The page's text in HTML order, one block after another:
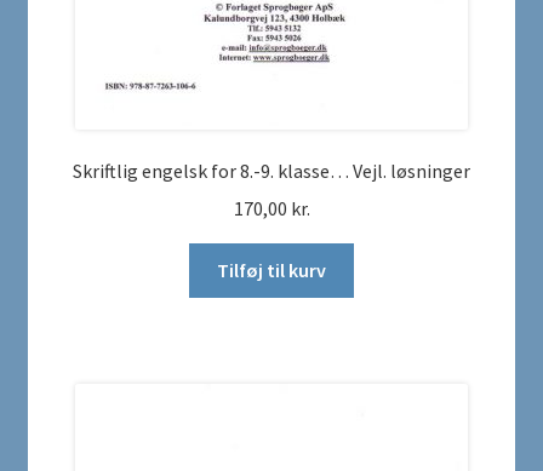
Skriftlig engelsk for 8.-9. klasse… Vejl. løsninger
170,00 kr.
Tilføj til kurv